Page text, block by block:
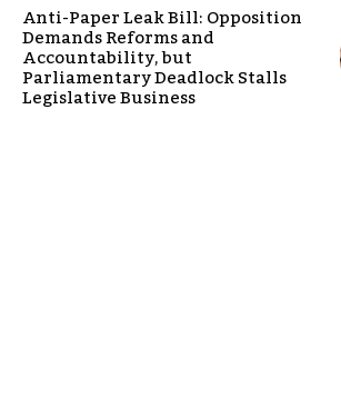
Anti-Paper Leak Bill: Opposition
Demands Reforms and
Accountability, but
Parliamentary Deadlock Stalls
Legislative Business